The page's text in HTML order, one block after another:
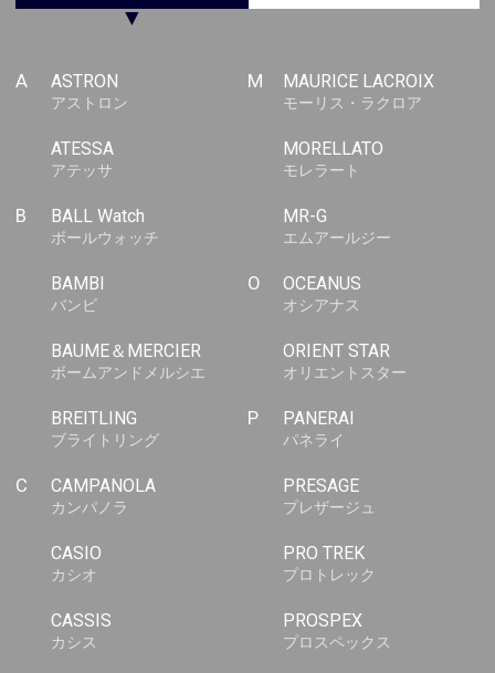
▼
A ASTRON
アストロン
ATESSA
アテッサ
B BALL Watch
ボールウォッチ
BAMBI
バンビ
BAUME＆MERCIER
ボームアンドメルシエ
BREITLING
ブライトリング
C CAMPANOLA
カンパノラ
CASIO
カシオ
CASSIS
カシス
M MAURICE LACROIX
モーリス・ラクロア
MORELLATO
モレラート
MR-G
エムアールジー
O OCEANUS
オシアナス
ORIENT STAR
オリエントスター
P PANERAI
パネライ
PRESAGE
プレザージュ
PRO TREK
プロトレック
PROSPEX
プロスペックス